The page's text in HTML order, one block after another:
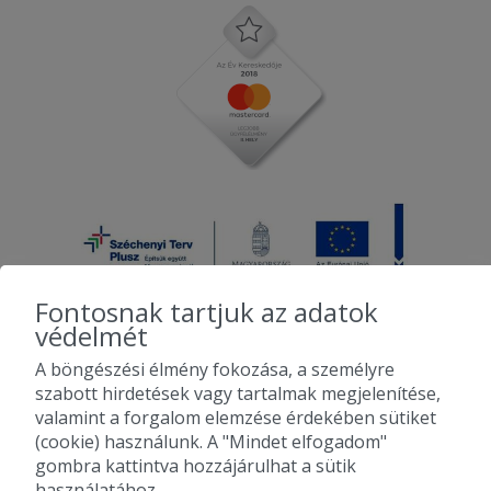
2010-2026 Copyright - Falatozz.hu - Diston-line Kft.
Pizza, gyros, hamburger, menük kedvező áron, egy helyen az összes
étterem ajánlata.
Fontosnak tartjuk az adatok
védelmét
A böngészési élmény fokozása, a személyre
szabott hirdetések vagy tartalmak megjelenítése,
valamint a forgalom elemzése érdekében sütiket
(cookie) használunk. A "Mindet elfogadom"
gombra kattintva hozzájárulhat a sütik